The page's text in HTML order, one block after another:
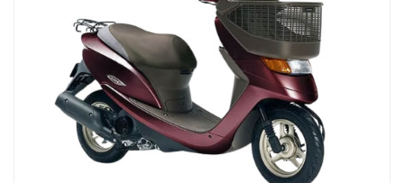
Электротранспорт
Экипировка
Запчасти
Аксессуары